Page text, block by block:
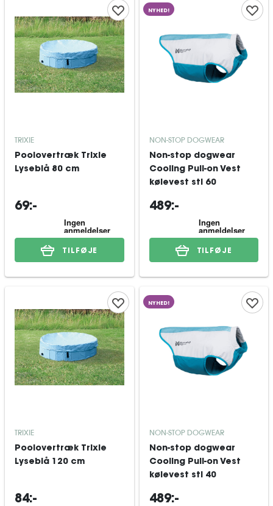
TRIXIE
Poolovertræk Trixie
Lyseblå 80 cm
69:-
TILFØJE
NYHED!
NON-STOP DOGWEAR
Non-stop dogwear
Cooling Pull-on Vest
kølevest stl 60
489:-
TILFØJE
TRIXIE
Poolovertræk Trixie
Lyseblå 120 cm
84:-
NYHED!
NON-STOP DOGWEAR
Non-stop dogwear
Cooling Pull-on Vest
kølevest stl 40
489:-